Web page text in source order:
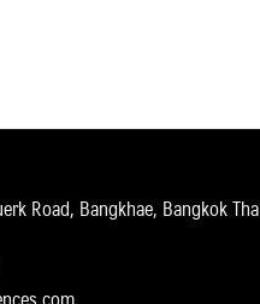
Road, Bangkhae, Bangkok